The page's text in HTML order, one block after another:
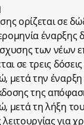
ορίζεται σε
έναρξης
των νέων
σε τρεις
μετά την
της
τη λήξη
για